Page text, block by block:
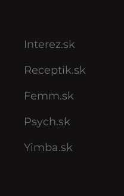
Interez.sk
Receptik.sk
Femm.sk
Psych.sk
Yimba.sk